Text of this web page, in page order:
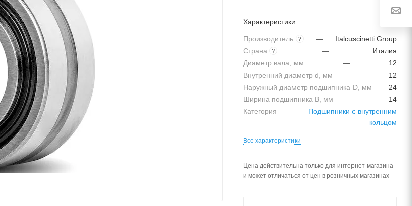
Характеристики
Производитель ? —
Italcuscinetti Group
Страна
? —
Италия
Диаметр вала, мм
—
12
Внутренний диаметр d, мм
—
12
Наружный диаметр подшипника D, мм
—
24
Ширина подшипника B, мм
—
14
Категория —
Подшипники с внутренним
кольцом
Все характеристики
Цена действительна только для интернет-магазина
и может отличаться от цен в розничных магазинах